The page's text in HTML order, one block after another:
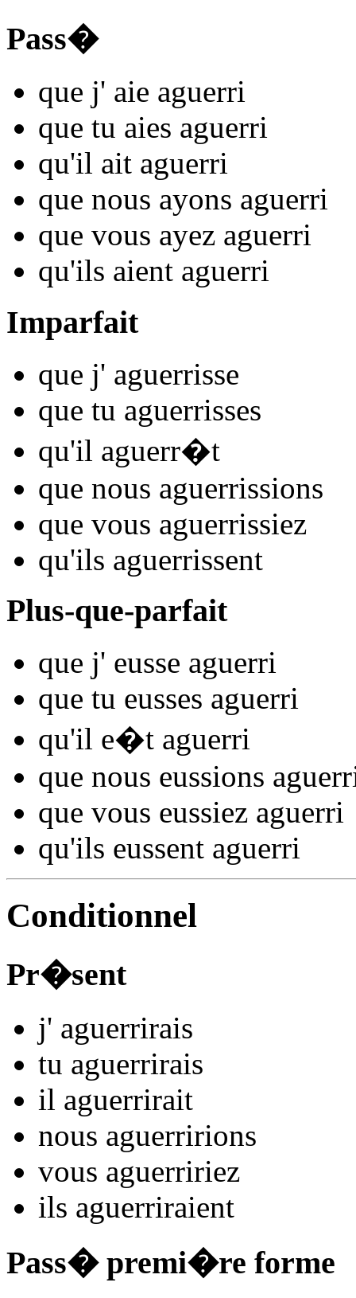
Pass�
que j' aie aguerri
que tu aies aguerri
qu'il ait aguerri
que nous ayons aguerri
que vous ayez aguerri
qu'ils aient aguerri
Imparfait
que j' aguerrisse
que tu aguerrisses
qu'il aguerr�t
que nous aguerrissions
que vous aguerrissiez
qu'ils aguerrissent
Plus-que-parfait
que j' eusse aguerri
que tu eusses aguerri
qu'il e�t aguerri
que nous eussions aguerr
que vous eussiez aguerri
qu'ils eussent aguerri
Conditionnel
Pr�sent
j' aguerrirais
tu aguerrirais
il aguerrirait
nous aguerririons
vous aguerririez
ils aguerriraient
Pass� premi�re forme